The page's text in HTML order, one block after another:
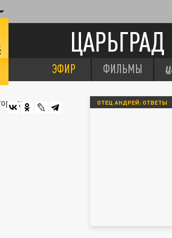
ЦАРЬГРАД
ЭФИР ФИЛЬМЫ
ОТЕЦ АНДРЕЙ: ОТВЕТЫ